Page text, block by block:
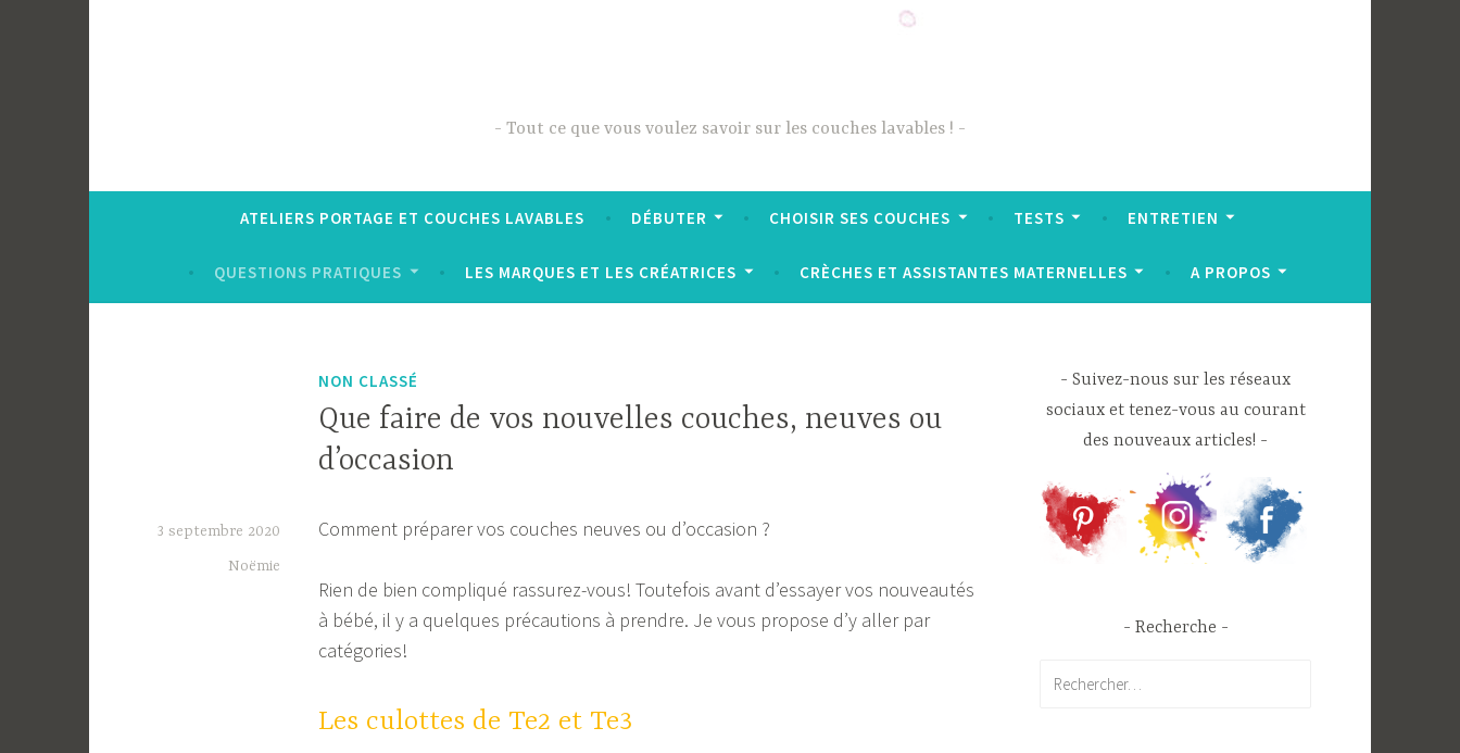
Tout ce que vous voulez savoir sur les couches lavables !
ATELIERS PORTAGE ET COUCHES LAVABLES DÉBUTER CHOISIR SES COUCHES TESTS ENTRETIEN
QUESTIONS PRATIQUES LES MARQUES ET LES CRÉATRICES CRÈCHES ET ASSISTANTES MATERNELLES A PROPOS
NON CLASSÉ
Que faire de vos nouvelles couches, neuves ou
d’occasion
3 septembre 2020
Noëmie
Comment préparer vos couches neuves ou d’occasion ?
Rien de bien compliqué rassurez-vous! Toutefois avant d’essayer vos nouveautés
à bébé, il y a quelques précautions à prendre. Je vous propose d’y aller par
catégories!
Les culottes de Te2 et Te3
Suivez-nous sur les réseaux
sociaux et tenez-vous au courant
des nouveaux articles!
Recherche